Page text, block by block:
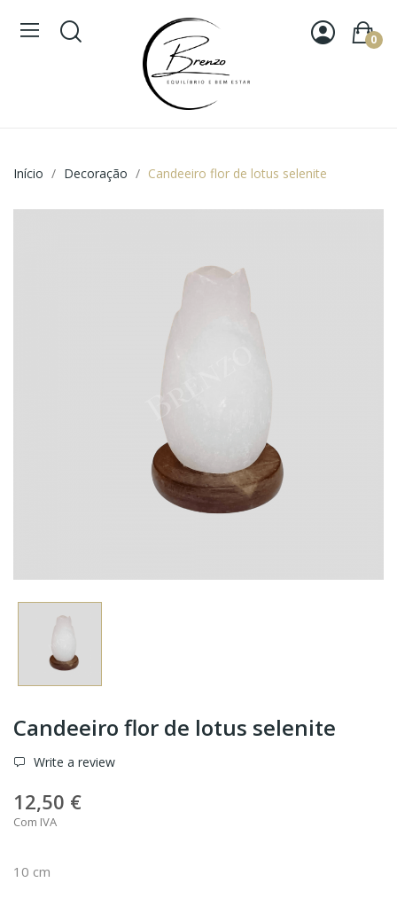
0
Início Decoração Candeeiro flor de lotus selenite
Candeeiro flor de lotus selenite
Write a review
12,50 €
Com IVA
10 cm